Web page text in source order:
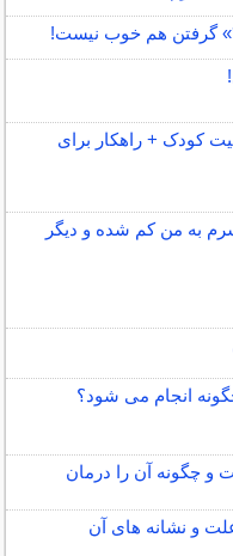
کودک + راهکار برای
به من کم شده و دیگر
انجام می شود؟
چگونه آن را درمان
و نشانه های آن